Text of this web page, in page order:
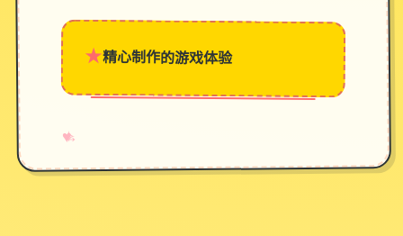
★精心制作的游戏体验
♥
✧
→